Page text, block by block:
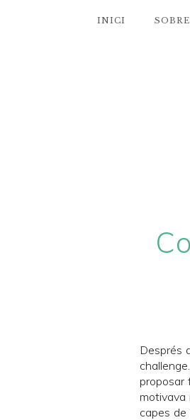
INICI
Després
challenge
proposar
motivava
capes